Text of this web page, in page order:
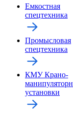
Емкостная
спецтехника
Промысловая
спецтехника
КМУ Крано-
установки